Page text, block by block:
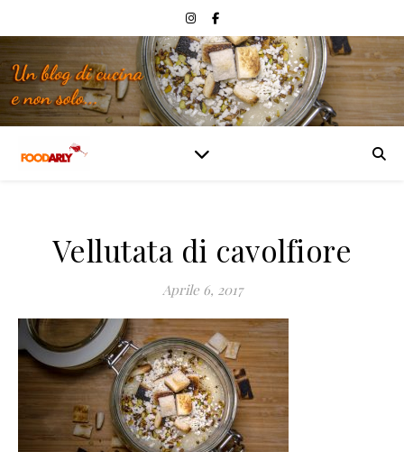
Vellutata di cavolfiore
Aprile 6, 2017